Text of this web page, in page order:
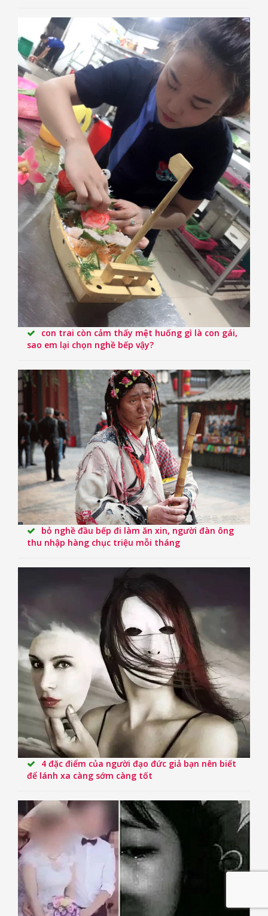
con trai còn cảm thấy mệt huống gì là con gái,
sao em lại chọn nghề bếp vậy?
bỏ nghề đầu bếp đi làm ăn xin, người đàn ông
thu nhập hàng chục triệu mỗi tháng
4 đặc điểm của người đạo đức giả bạn nên biết
để lánh xa càng sớm càng tốt